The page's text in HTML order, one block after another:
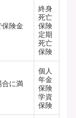
険金
終身
死亡
保険
定期
死亡
保険
合に満
個人
年金
保険
学資
保険